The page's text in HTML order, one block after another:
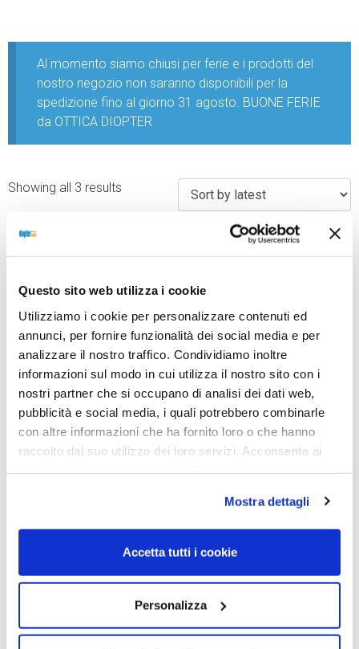
Questo sito web utilizza i cookie
Utilizziamo i cookie per personalizzare contenuti ed
annunci, per fornire funzionalità dei social media e per
analizzare il nostro traffico. Condividiamo inoltre
informazioni sul modo in cui utilizza il nostro sito con i
nostri partner che si occupano di analisi dei dati web,
pubblicità e social media, i quali potrebbero combinarle
con altre informazioni che ha fornito loro o che hanno
raccolto dal suo utilizzo dei loro servizi. Acconsenta ai
Mostra dettagli
Accetta tutti i cookie
Personalizza
Al momento siamo chiusi per ferie e i prodotti del
nostro negozio non saranno disponibili per la
spedizione fino al giorno 31 agosto. BUONE FERIE
da OTTICA DIOPTER
Showing all 3 results
OCCHIALI DA VISTA
OCCHIALE DA VISTA
GIORGIO ARMANI AR5106 –
Calibro 54
OCCHIALI DA VISTA
OCCHIALE DA VISTA
GIORGIO ARMANI AR7176 –
50
201,00€ 139,00